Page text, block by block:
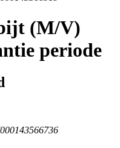
(M/V)
periode